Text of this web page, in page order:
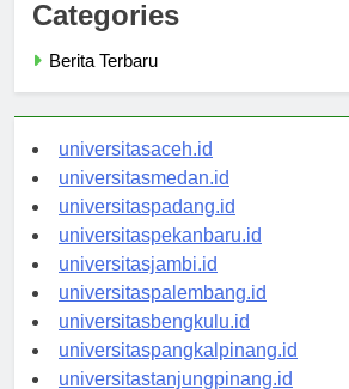
Categories
universitasaceh.id
universitasmedan.id
universitaspadang.id
universitaspekanbaru.id
universitasjambi.id
universitaspalembang.id
universitasbengkulu.id
universitaspangkalpinang.id